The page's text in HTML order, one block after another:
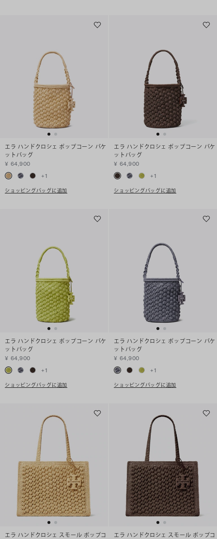
エラ ハンドクロシェ ポップコーン バケ
ットバッグ
¥ 64,900
+1
ショッピングバッグに追加
エラ ハンドクロシェ ポップコーン バケ
ットバッグ
¥ 64,900
+1
ショッピングバッグに追加
エラ ハンドクロシェ ポップコーン バケ
ットバッグ
¥ 64,900
+1
ショッピングバッグに追加
エラ ハンドクロシェ ポップコーン バケ
ットバッグ
¥ 64,900
+1
ショッピングバッグに追加
エラ ハンドクロシェ スモール ポップコ
エラ ハンドクロシェ スモール ポップコ